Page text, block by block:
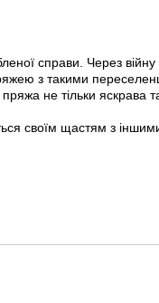
справи. Через
з такими
не тільки яскрава
своїм щастям з